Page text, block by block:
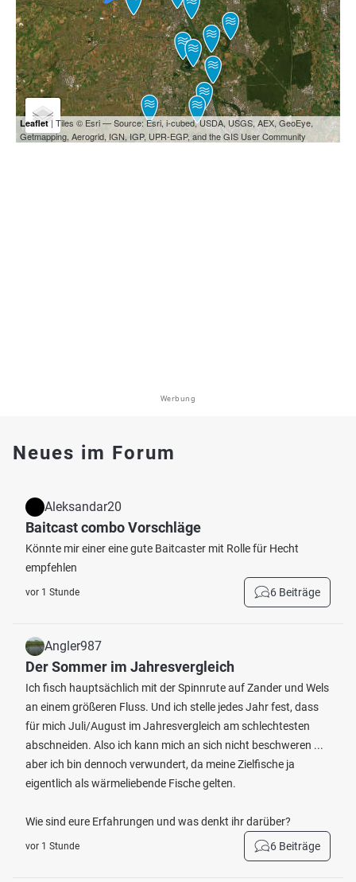
Leaflet| Tiles © Esri — Source: Esri, i-cubed, USDA, USGS, AEX, GeoEye,
Getmapping, Aerogrid, IGN, IGP, UPR-EGP, and the GIS User Community
Werbung
Neues im Forum
Aleksandar20
Baitcast combo Vorschläge
Könnte mir einer eine gute Baitcaster mit Rolle für Hecht
empfehlen
vor 1 Stunde 6 Beiträge
Angler987
Der Sommer im Jahresvergleich
Ich fisch hauptsächlich mit der Spinnrute auf Zander und Wels
an einem größeren Fluss. Und ich stelle jedes Jahr fest, dass
für mich Juli/August im Jahresvergleich am schlechtesten
abschneiden. Also ich kann mich an sich nicht beschweren ...
aber ich bin dennoch verwundert, da meine Zielfische ja
eigentlich als wärmeliebende Fische gelten.
Wie sind eure Erfahrungen und was denkt ihr darüber?
vor 1 Stunde 6 Beiträge